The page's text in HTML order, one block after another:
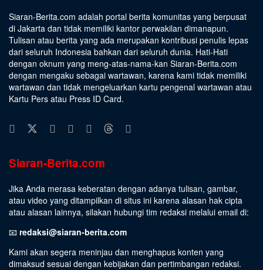
Siaran-Berita.com adalah portal berita komunitas yang berpusat
di Jakarta dan tidak memiliki kantor perwakilan dimanapun.
Tulisan atau berita yang ada merupakan kontribusi penulis lepas
dari seluruh Indonesia bahkan dari seluruh dunia. Hati-Hati
dengan oknum yang meng-atas-nama-kan Siaran-Berita.com
dengan mengaku sebagai wartawan, karena kami tidak memiliki
wartawan dan tidak mengeluarkan kartu pengenal wartawan atau
Kartu Pers atau Press ID Card.
Siaran-Berita.com
Jika Anda merasa keberatan dengan adanya tulisan, gambar,
atau video yang ditampilkan di situs ini karena alasan hak cipta
atau alasan lainnya, silakan hubungi tim redaksi melalui email di:
📧 redaksi@siaran-berita.com
Kami akan segera meninjau dan menghapus konten yang
dimaksud sesuai dengan kebijakan dan pertimbangan redaksi.